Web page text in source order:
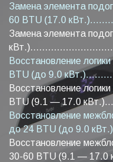
Замена элемента
60 BTU (17.0
Замена элемента
Восстановление
BTU (до 9.0
Восстановление
BTU (9.1 — 17.0
Восстановление
до 24 BTU (до 9.0
Восстановление
30-60 BTU (9.1 — 17.0